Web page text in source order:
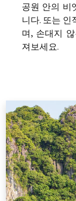
공원 안의 비
니다. 또는 인
며, 손대지
져보세요.